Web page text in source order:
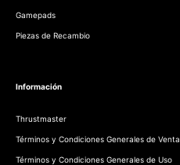
Gamepads
Piezas de Recambio
Información
Thrustmaster
Términos y Condiciones Generales de Venta
Términos y Condiciones Generales de Uso